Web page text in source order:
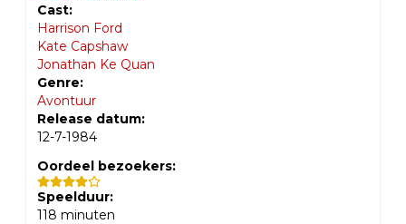
Cast:
Harrison Ford
Kate Capshaw
Jonathan Ke Quan
Genre:
Avontuur
Release datum:
12-7-1984
Oordeel bezoekers:
Speelduur:
118 minuten